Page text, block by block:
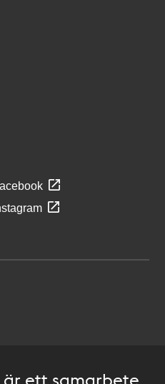
är ett samarbete